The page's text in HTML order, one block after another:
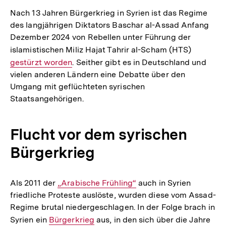
Nach 13 Jahren Bürgerkrieg in Syrien ist das Regime
des langjährigen Diktators Baschar al-Assad Anfang
Dezember 2024 von Rebellen unter Führung der
islamistischen Miliz Hajat Tahrir al-Scham (HTS)
Link:
gestürzt worden. Seither gibt es in Deutschland und
vielen anderen Ländern eine Debatte über den
Umgang mit geflüchteten syrischen
Staatsangehörigen.
Flucht vor dem syrischen
Bürgerkrieg
Als 2011 der Interner
Link:
„Arabische Frühling“auch in Syrien
friedliche Proteste auslöste, wurden diese vom Assad-
Regime brutal niedergeschlagen. In der Folge brach in
Syrien ein Interner
Bürgerkrieg aus, in den sich über die Jahre